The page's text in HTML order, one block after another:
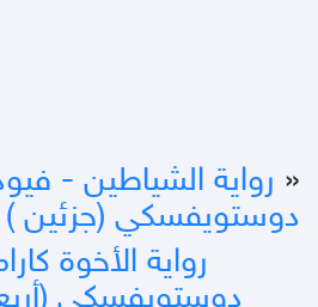
« رواية الشياطين -
دوستويفسكي (جزئين )
رواية الأخوة